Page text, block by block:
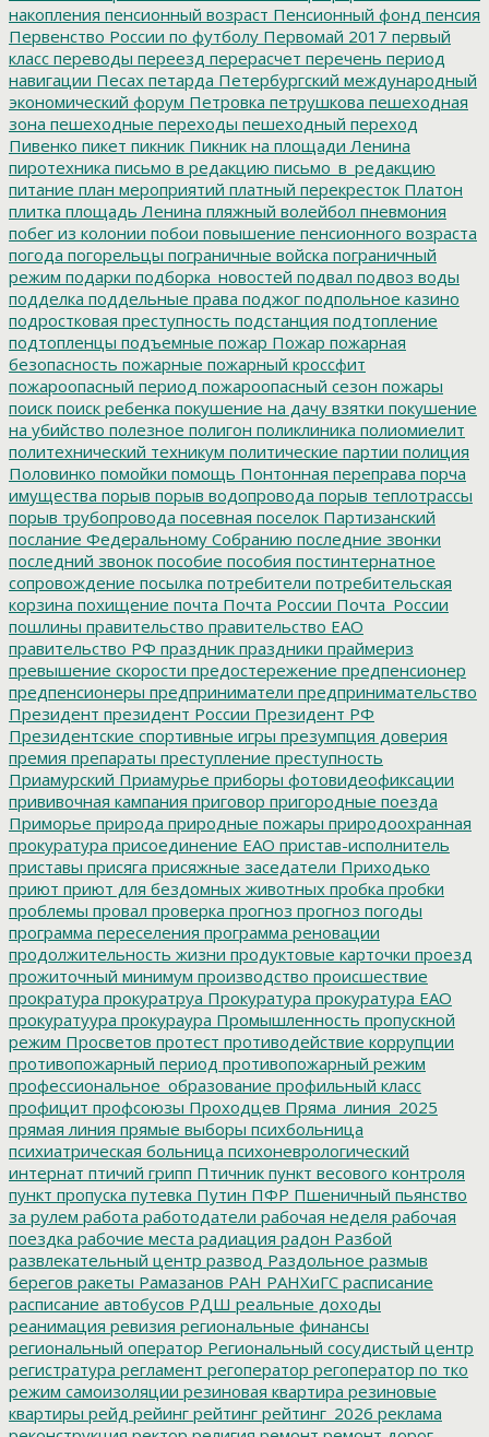
накопления пенсионный возраст Пенсионный фонд пенсия
Первенство России по футболу Первомай 2017 первый
класс переводы переезд перерасчет перечень период
навигации Песах петарда Петербургский международный
экономический форум Петровка петрушкова пешеходная
зона пешеходные переходы пешеходный переход
Пивенко пикет пикник Пикник на площади Ленина
пиротехника письмо в редакцию письмо_в_редакцию
питание план мероприятий платный перекресток Платон
плитка площадь Ленина пляжный волейбол пневмония
побег из колонии побои повышение пенсионного возраста
погода погорельцы пограничные войска пограничный
режим подарки подборка_новостей подвал подвоз воды
подделка поддельные права поджог подпольное казино
подростковая преступность подстанция подтопление
подтопленцы подъемные пожар Пожар пожарная
безопасность пожарные пожарный кроссфит
пожароопасный период пожароопасный сезон пожары
поиск поиск ребенка покушение на дачу взятки покушение
на убийство полезное полигон поликлиника полиомиелит
политехнический техникум политические партии полиция
Половинко помойки помощь Понтонная переправа порча
имущества порыв порыв водопровода порыв теплотрассы
порыв трубопровода посевная поселок Партизанский
послание Федеральному Собранию последние звонки
последний звонок пособие пособия постинтернатное
сопровождение посылка потребители потребительская
корзина похищение почта Почта России Почта_России
пошлины правительство правительство ЕАО
правительство РФ праздник праздники праймериз
превышение скорости предостережение предпенсионер
предпенсионеры предприниматели предпринимательство
Президент президент России Президент РФ
Президентские спортивные игры презумпция доверия
премия препараты преступление преступность
Приамурский Приамурье приборы фотовидеофиксации
прививочная кампания приговор пригородные поезда
Приморье природа природные пожары природоохранная
прокуратура присоединение ЕАО пристав-исполнитель
приставы присяга присяжные заседатели Приходько
приют приют для бездомных животных пробка пробки
проблемы провал проверка прогноз прогноз погоды
программа переселения программа реновации
продолжительность жизни продуктовые карточки проезд
прожиточный минимум производство происшествие
прократура прокуратруа Прокуратура прокуратура ЕАО
прокуратуура прокураура Промышленность пропускной
режим Просветов протест противодействие коррупции
противопожарный период противопожарный режим
профессиональное_образование профильный класс
профицит профсоюзы Проходцев Пряма_линия_2025
прямая линия прямые выборы психбольница
психиатрическая больница психоневрологический
интернат птичий грипп Птичник пункт весового контроля
пункт пропуска путевка Путин ПФР Пшеничный пьянство
за рулем работа работодатели рабочая неделя рабочая
поездка рабочие места радиация радон Разбой
развлекательный центр развод Раздольное размыв
берегов ракеты Рамазанов РАН РАНХиГС расписание
расписание автобусов РДШ реальные доходы
реанимация ревизия региональные финансы
региональный оператор Региональный сосудистый центр
регистратура регламент регоператор регоператор по тко
режим самоизоляции резиновая квартира резиновые
квартиры рейд рейинг рейтинг рейтинг_2026 реклама